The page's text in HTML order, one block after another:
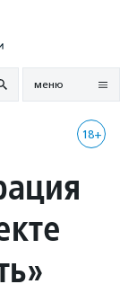
меню
18+